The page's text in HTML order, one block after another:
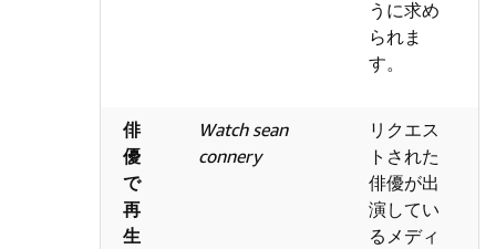
うに求め
られま
す。
俳
優
で
再
生
Watch sean
connery
リクエス
トされた
俳優が出
演してい
るメディ